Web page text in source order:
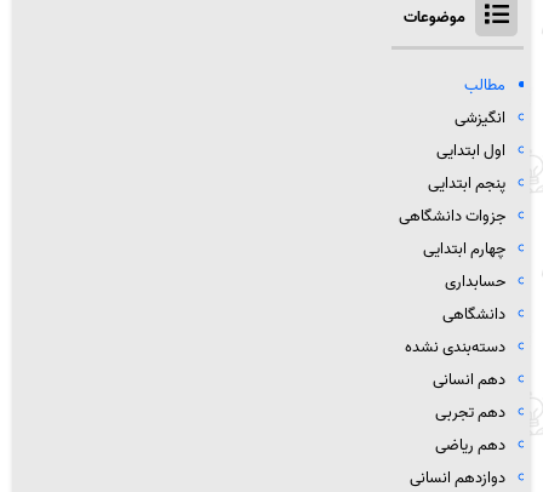
موضوعات
مطالب
انگیزشی
اول ابتدایی
پنجم ابتدایی
جزوات دانشگاهی
چهارم ابتدایی
حسابداری
دانشگاهی
دسته‌بندی نشده
دهم انسانی
دهم تجربی
دهم ریاضی
دوازدهم انسانی